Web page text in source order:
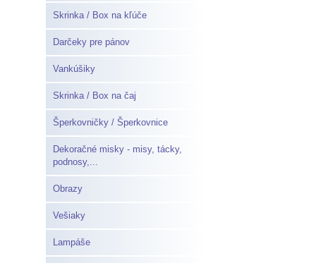
Skrinka / Box na kľúče
Darčeky pre pánov
Vankúšiky
Skrinka / Box na čaj
Šperkovničky / Šperkovnice
Dekoračné misky - misy, tácky,
podnosy,...
Obrazy
Vešiaky
Lampáše